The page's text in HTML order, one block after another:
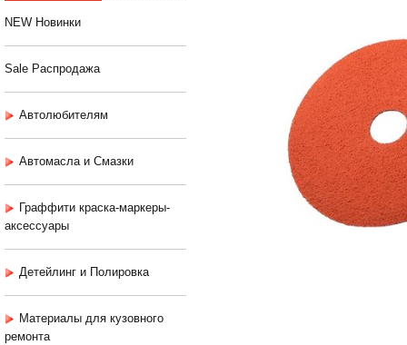
NEW Новинки
Sale Распродажа
Автолюбителям
Автомасла и Смазки
Граффити краска-маркеры-
аксессуары
Детейлинг и Полировка
Материалы для кузовного
ремонта